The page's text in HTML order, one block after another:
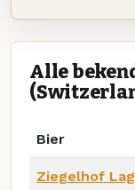
Alle
Bier
Ziegelhof